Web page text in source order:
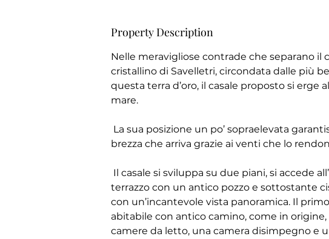
Property Description
Nelle meravigliose contrade che separano il
cristallino di Savelletri, circondata dalle più
questa terra d’oro, il casale proposto si erge
mare.
brezza che arriva grazie ai venti che lo
terrazzo con un antico pozzo e sottostante
con un’incantevole vista panoramica. Il
abitabile con antico camino, come in
camere da letto, una camera disimpegno e